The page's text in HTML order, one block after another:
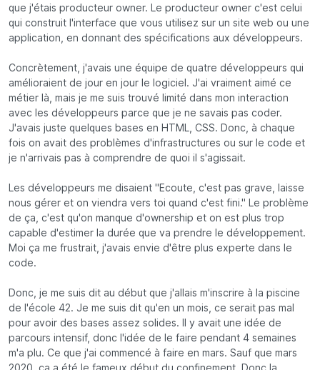
que j'étais producteur owner. Le producteur owner c'est celui
qui construit l'interface que vous utilisez sur un site web ou une
application, en donnant des spécifications aux développeurs.
Concrètement, j'avais une équipe de quatre développeurs qui
amélioraient de jour en jour le logiciel. J'ai vraiment aimé ce
métier là, mais je me suis trouvé limité dans mon interaction
avec les développeurs parce que je ne savais pas coder.
J'avais juste quelques bases en HTML, CSS. Donc, à chaque
fois on avait des problèmes d'infrastructures ou sur le code et
je n'arrivais pas à comprendre de quoi il s'agissait.
Les développeurs me disaient "Ecoute, c'est pas grave, laisse
nous gérer et on viendra vers toi quand c'est fini." Le problème
de ça, c'est qu'on manque d'ownership et on est plus trop
capable d'estimer la durée que va prendre le développement.
Moi ça me frustrait, j'avais envie d'être plus experte dans le
code.
Donc, je me suis dit au début que j'allais m'inscrire à la piscine
de l'école 42. Je me suis dit qu'en un mois, ce serait pas mal
pour avoir des bases assez solides. Il y avait une idée de
parcours intensif, donc l'idée de le faire pendant 4 semaines
m'a plu. Ce que j'ai commencé à faire en mars. Sauf que mars